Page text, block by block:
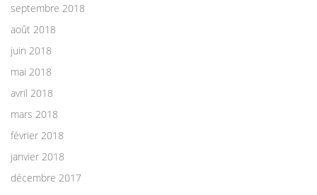
septembre 2018
août 2018
juin 2018
mai 2018
avril 2018
mars 2018
février 2018
janvier 2018
décembre 2017